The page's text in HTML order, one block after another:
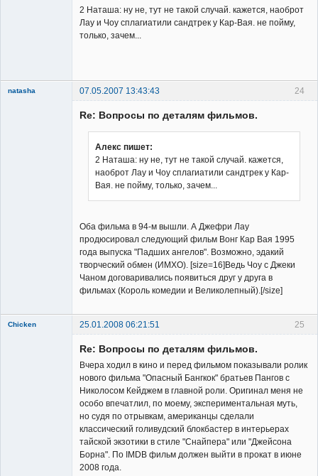
2 Наташа: ну не, тут не такой случай. кажется, наоброт
Лау и Чоу сплагиатили сандтрек у Кар-Вая. не пойму,
только, зачем...
24
natasha 07.05.2007 13:43:43
Re: Вопросы по деталям фильмов.
Алекс пишет:
2 Наташа: ну не, тут не такой случай. кажется,
наоброт Лау и Чоу сплагиатили сандтрек у Кар-
Вая. не пойму, только, зачем...
Оба фильма в 94-м вышли. А Джефри Лау
продюсировал следующий фильм Вонг Кар Вая 1995
года выпуска "Падших ангелов". Возможно, эдакий
творческий обмен (ИМХО). [size=16]Ведь Чоу с Джеки
Чаном договаривались появиться друг у друга в
фильмах (Король комедии и Великолепный).[/size]
25
Chicken
25.01.2008 06:21:51
Re: Вопросы по деталям фильмов.
Вчера ходил в кино и перед фильмом показывали ролик
нового фильма "Опасный Бангкок" братьев Пангов с
Николосом Кейджем в главной роли. Оригинал меня не
особо впечатлил, по моему, экспериментальная муть,
но судя по отрывкам, американцы сделали
классический голивудский блокбастер в интерьерах
тайской экзотики в стиле "Снайпера" или "Джейсона
Борна". По IMDB фильм должен выйти в прокат в июне
2008 года.